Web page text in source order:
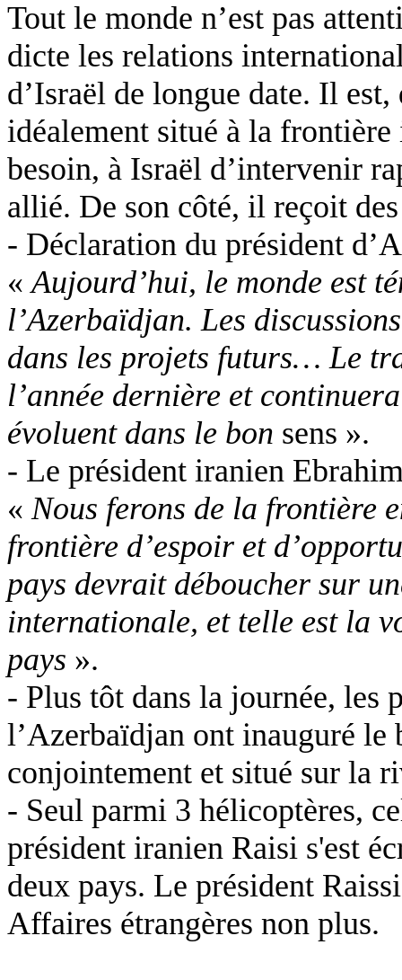
Tout le monde n’est pas
dicte les relations
d’Israël de longue date. Il
idéalement situé à la
besoin, à Israël d’intervenir
allié. De son côté, il reçoit
- Déclaration du président
«Aujourd’hui, le monde est
l’Azerbaïdjan. Les
dans les projets futurs… Le
l’année dernière et
évoluent dans le bon sens ».
- Le président iranien
«Nous ferons de la frontière
frontière d’espoir et
pays devrait déboucher sur
internationale, et telle est la
pays ».
- Plus tôt dans la journée, les
l’Azerbaïdjan ont inauguré
conjointement et situé sur la
- Seul parmi 3 hélicoptères,
président iranien Raisi s'est
deux pays. Le président
Affaires étrangères non plus.